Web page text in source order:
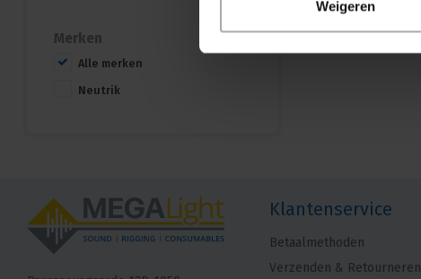
Weigeren
Merken
Alle merken
Neutrik
Klantenservice
Betaalmethoden
Verzenden & Retourneren